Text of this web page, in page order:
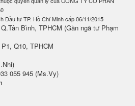
Đầu tư TP. Hồ Chí Minh cấp 06/11/2015
Bình, TPHCM (Gần ngã tư Phạm
Q10, TPHCM
055 945 (Ms.Vy)